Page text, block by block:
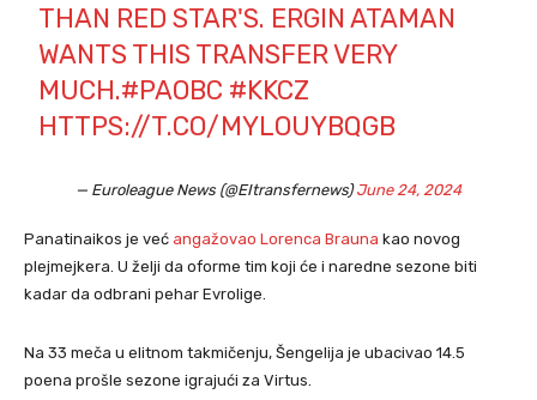
THAN RED STAR'S. ERGIN ATAMAN
WANTS THIS TRANSFER VERY
MUCH.#PAOBC #KKCZ
HTTPS://T.CO/MYLOUYBQGB
— Euroleague News (@EItransfernews)June 24, 2024
Panatinaikos je već angažovao Lorenca Brauna kao novog
plejmejkera. U želji da oforme tim koji će i naredne sezone biti
kadar da odbrani pehar Evrolige.
Na 33 meča u elitnom takmičenju, Šengelija je ubacivao 14.5
poena prošle sezone igrajući za Virtus.